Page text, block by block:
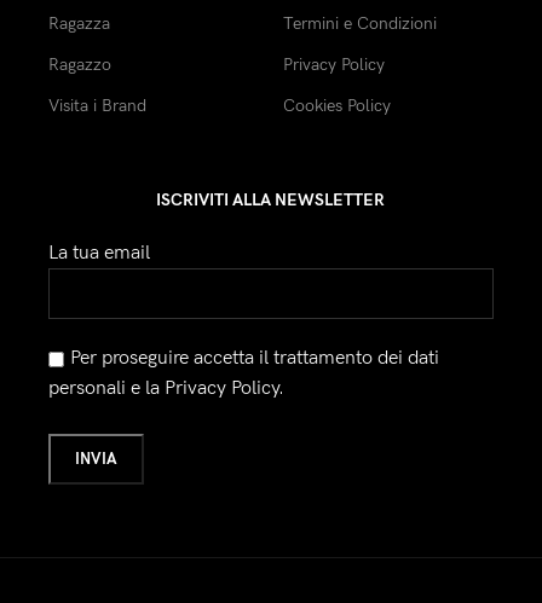
Ragazza
Ragazzo
Visita i Brand
Termini e Condizioni
Privacy Policy
Cookies Policy
ISCRIVITI ALLA NEWSLETTER
La tua email
Per proseguire accetta il trattamento dei dati
personali e la Privacy Policy.